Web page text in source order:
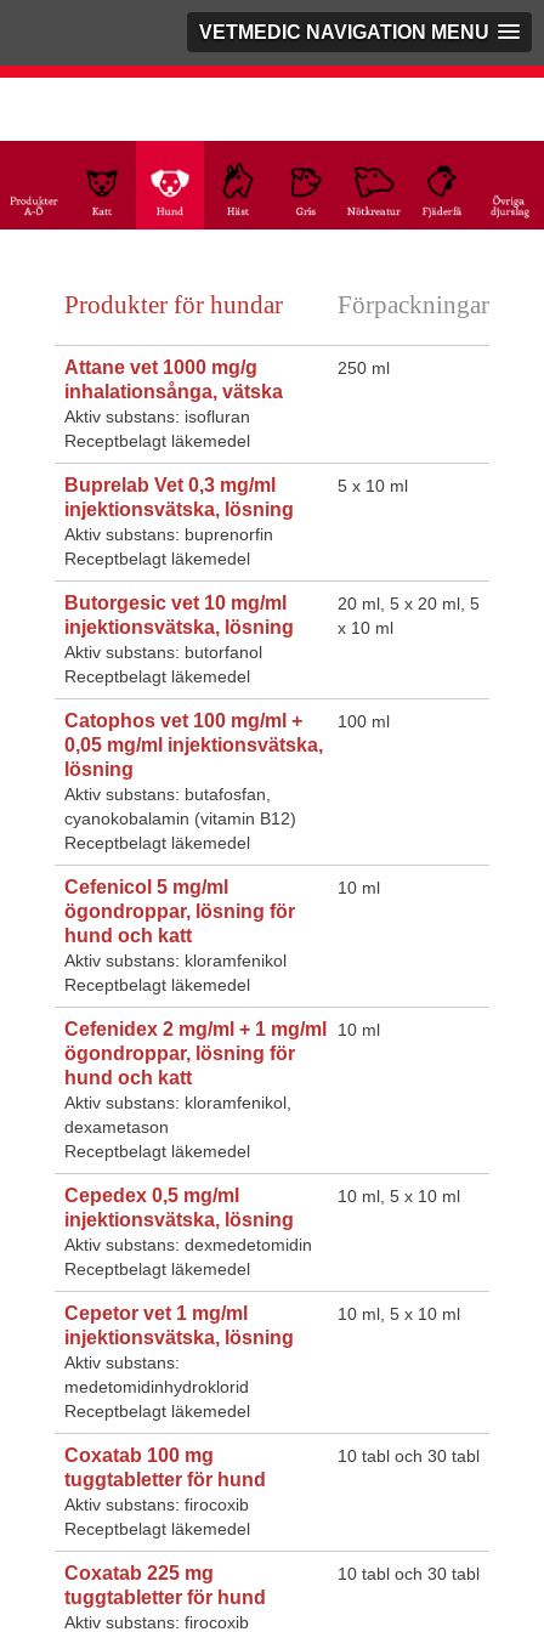
VETMEDIC NAVIGATION MENU
Produkter för hundar Förpackningar
Attane vet 1000 mg/g
inhalationsånga, vätska
Aktiv substans: isofluran
Receptbelagt läkemedel
250 ml
Buprelab Vet 0,3 mg/ml
injektionsvätska, lösning
Aktiv substans: buprenorfin
Receptbelagt läkemedel
5 x 10 ml
Butorgesic vet 10 mg/ml
injektionsvätska, lösning
Aktiv substans: butorfanol
Receptbelagt läkemedel
20 ml, 5 x 20 ml, 5
x 10 ml
Catophos vet 100 mg/ml +
0,05 mg/ml injektionsvätska,
lösning
Aktiv substans: butafosfan,
cyanokobalamin (vitamin B12)
Receptbelagt läkemedel
100 ml
Cefenicol 5 mg/ml
ögondroppar, lösning för
hund och katt
Aktiv substans: kloramfenikol
Receptbelagt läkemedel
10 ml
Cefenidex 2 mg/ml + 1 mg/ml
ögondroppar, lösning för
hund och katt
Aktiv substans: kloramfenikol,
dexametason
Receptbelagt läkemedel
10 ml
Cepedex 0,5 mg/ml
injektionsvätska, lösning
Aktiv substans: dexmedetomidin
Receptbelagt läkemedel
10 ml, 5 x 10 ml
Cepetor vet 1 mg/ml
injektionsvätska, lösning
Aktiv substans:
medetomidinhydroklorid
Receptbelagt läkemedel
10 ml, 5 x 10 ml
Coxatab 100 mg
tuggtabletter för hund
Aktiv substans: firocoxib
Receptbelagt läkemedel
10 tabl och 30 tabl
Coxatab 225 mg
tuggtabletter för hund
Aktiv substans: firocoxib
10 tabl och 30 tabl